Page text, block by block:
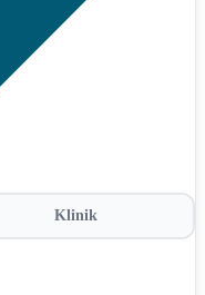
Klinik